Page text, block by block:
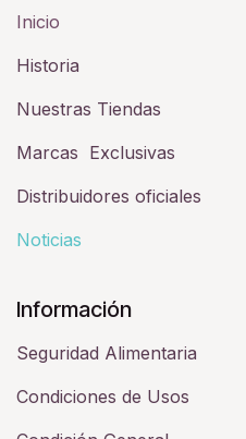
Inicio
Historia​
Nuestras Tiendas
Marcas Exclusivas
Distribuidores oficiales
Noticias
Información
Seguridad Alimentaria
Condiciones de Usos